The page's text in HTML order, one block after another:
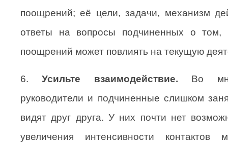
поощрений; её цели, задачи, механизм
ответы на вопросы подчиненных о том,
поощрений может повлиять на текущую
6. Усильте взаимодействие. Во
руководители и подчиненные слишком
видят друг друга. У них почти нет
увеличения интенсивности контактов